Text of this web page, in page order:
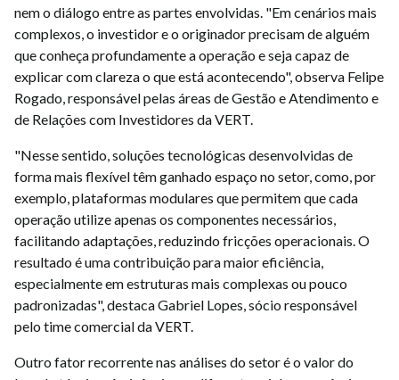
nem o diálogo entre as partes envolvidas. "Em cenários mais
complexos, o investidor e o originador precisam de alguém
que conheça profundamente a operação e seja capaz de
explicar com clareza o que está acontecendo", observa Felipe
Rogado, responsável pelas áreas de Gestão e Atendimento e
de Relações com Investidores da VERT.
"Nesse sentido, soluções tecnológicas desenvolvidas de
forma mais flexível têm ganhado espaço no setor, como, por
exemplo, plataformas modulares que permitem que cada
operação utilize apenas os componentes necessários,
facilitando adaptações, reduzindo fricções operacionais. O
resultado é uma contribuição para maior eficiência,
especialmente em estruturas mais complexas ou pouco
padronizadas", destaca Gabriel Lopes, sócio responsável
pelo time comercial da VERT.
Outro fator recorrente nas análises do setor é o valor do